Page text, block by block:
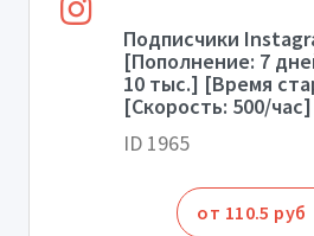
Подписчики
[Пополнение: 7
10 тыс.] [Время
[Скорость: 500/
ID 1965
от 110.5 руб